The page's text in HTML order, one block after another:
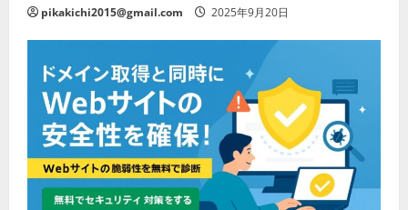
pikakichi2015@gmail.com 2025年9月20日